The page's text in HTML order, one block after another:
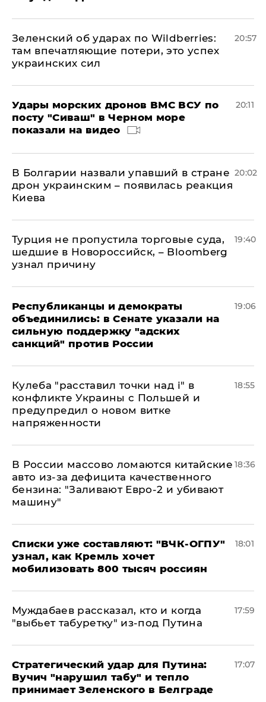
Зеленский об ударах по Wildberries:
там впечатляющие потери, это успех
украинских сил
20:57
Удары морских дронов ВМС ВСУ по
посту "Сиваш" в Черном море
показали на видео
20:11
В Болгарии назвали упавший в стране
дрон украинским – появилась реакция
Киева
20:02
Турция не пропустила торговые суда,
шедшие в Новороссийск, – Bloomberg
узнал причину
19:40
Республиканцы и демократы
объединились: в Сенате указали на
сильную поддержку "адских
санкций" против России
19:06
Кулеба "расставил точки над і" в
конфликте Украины с Польшей и
предупредил о новом витке
напряженности
18:55
В России массово ломаются китайские
авто из-за дефицита качественного
бензина: "Заливают Евро-2 и убивают
машину"
18:36
Списки уже составляют: "ВЧК-ОГПУ"
узнал, как Кремль хочет
мобилизовать 800 тысяч россиян
18:01
Муждабаев рассказал, кто и когда
"выбьет табуретку" из-под Путина
17:59
Стратегический удар для Путина:
Вучич "нарушил табу" и тепло
принимает Зеленского в Белграде
17:07